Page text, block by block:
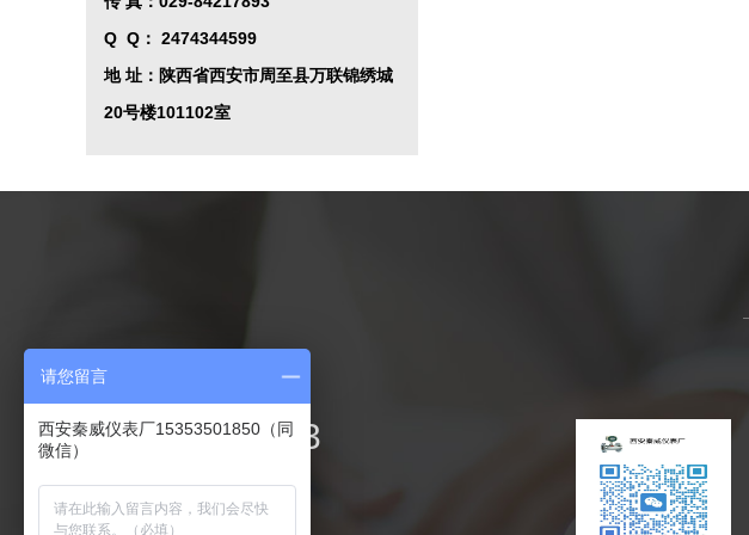
Q Q ： 2474344599
地 址：陕西省西安市周至县万联锦绣城
20号楼101102室
联系我们
029-84217893
手 机：15339101775
请您留言
西安秦威仪表厂15353501850（同
微信）